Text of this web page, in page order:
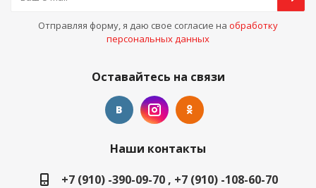
Отправляя форму, я даю свое согласие на обработку
персональных данных
Оставайтесь на связи
Наши контакты
+7 (910) -390-09-70 , +7 (910) -108-60-70